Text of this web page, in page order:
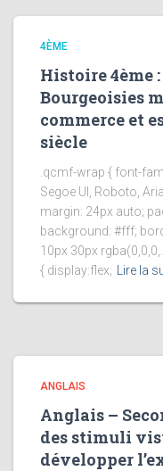
4ÈME
Histoire 4ème
Bourgeoisies
commerce et
siècle
.qcmf-wrap { font-
Segoe UI, Roboto,
margin: 24px auto;
background: #fff;
10px 30px
{ display:flex;
Lire la
ANGLAIS
Anglais –
des stimuli
développer